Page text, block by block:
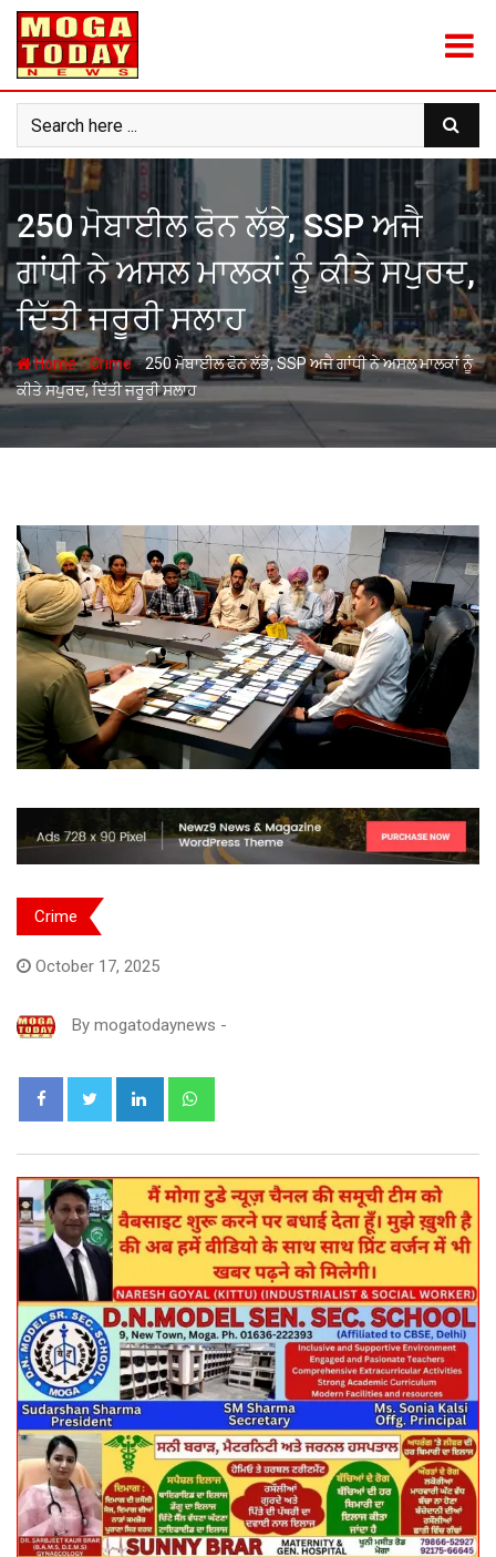
Skip
content
250 ਮੋਬਾਈਲ ਫੋਨ ਲੱਭੇ, SSP ਅਜੈ
ਗਾਂਧੀ ਨੇ ਅਸਲ ਮਾਲਕਾਂ ਨੂੰ ਕੀਤੇ ਸਪੁਰਦ,
ਦਿੱਤੀ ਜਰੂਰੀ ਸਲਾਹ
Home-Crime-250 ਮੋਬਾਈਲ ਫੋਨ ਲੱਭੇ, SSP ਅਜੈ ਗਾਂਧੀ ਨੇ ਅਸਲ ਮਾਲਕਾਂ ਨੂੰ
ਕੀਤੇ ਸਪੁਰਦ, ਦਿੱਤੀ ਜਰੂਰੀ ਸਲਾਹ
Crime
October 17, 2025
By mogatodaynews -
LinkedIn